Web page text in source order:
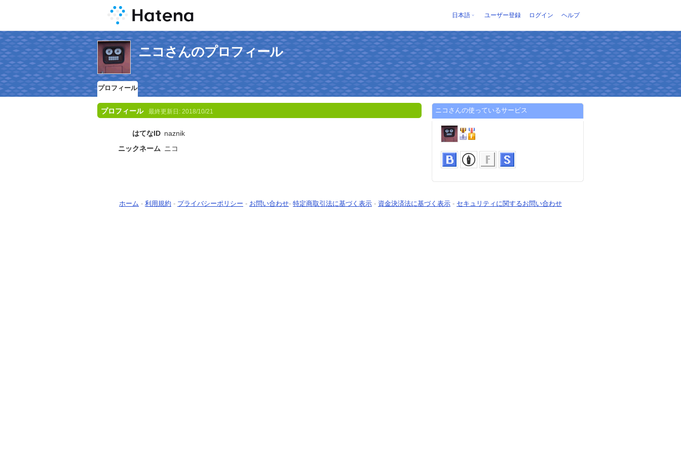
日本語 ユーザー登録 ログイン ヘルプ
ニコさんのプロフィール
プロフィール
プロフィール 最終更新日: 2018/10/21
はてなID naznik
ニックネーム ニコ
ニコさんの使っているサービス
ホーム - 利用規約 - プライバシーポリシー - お問い合わせ- 特定商取引法に基づく表示 - 資金決済法に基づく表示 - セキュリティに関するお問い合わせ